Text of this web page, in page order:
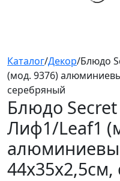
Каталог/Декор/Блюдо
(мод. 9376)
серебряный
Блюдо
Лиф1/Leaf1